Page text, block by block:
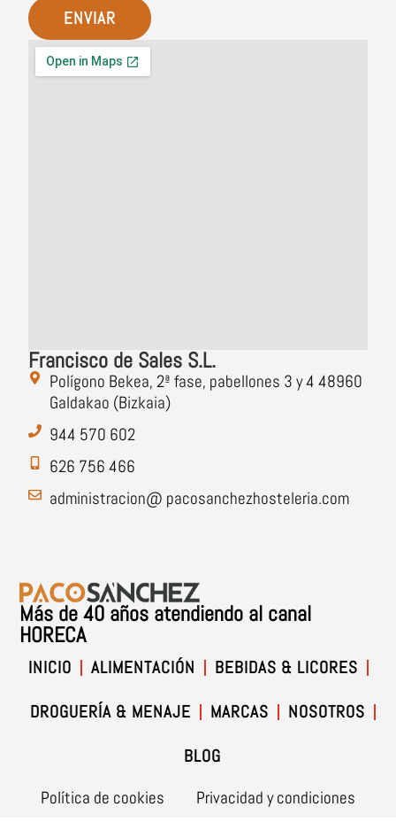
ENVIAR
Francisco de Sales S.L.
Polígono Bekea, 2ª fase, pabellones 3 y 4 48960
Galdakao (Bizkaia)
944 570 602
626 756 466
administracion@ pacosanchezhosteleria.com
Más de 40 años atendiendo al canal
HORECA
INICIO ALIMENTACIÓN
BEBIDAS & LICORES
DROGUERÍA & MENAJE
MARCAS
NOSOTROS
BLOG
Política de cookies
Privacidad y condiciones